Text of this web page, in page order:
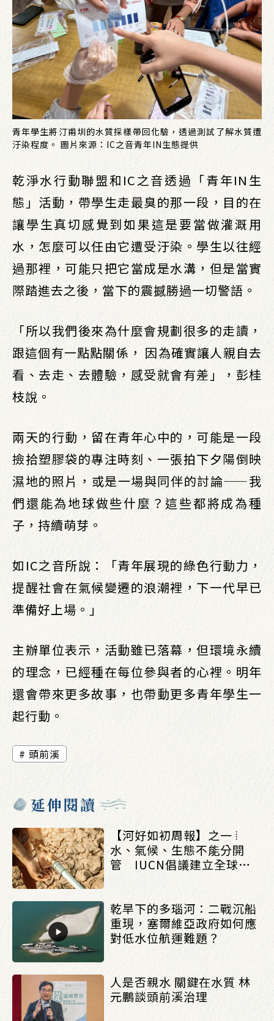
青年學生將汀甫圳的水質採樣帶回化驗，透過測試了解水質遭
汙染程度。 圖片來源：IC之音青年IN生態提供
乾淨水行動聯盟和IC之音透過「青年IN生
態」活動，帶學生走最臭的那一段，目的在
讓學生真切感覺到如果這是要當做灌溉用
水，怎麼可以任由它遭受汙染。學生以往經
過那裡，可能只把它當成是水溝，但是當實
際踏進去之後，當下的震撼勝過一切警語。
「所以我們後來為什麼會規劃很多的走讀，
跟這個有一點點關係， 因為確實讓人親自去
看、去走、去體驗，感受就會有差」，彭桂
枝說。
兩天的行動，留在青年心中的，可能是一段
撿拾塑膠袋的專注時刻、一張拍下夕陽倒映
濕地的照片，或是一場與同伴的討論——我
們還能為地球做些什麼？這些都將成為種
子，持續萌芽。
如IC之音所說：「青年展現的綠色行動力，
提醒社會在氣候變遷的浪潮裡，下一代早已
準備好上場。」
主辦單位表示，活動雖已落幕，但環境永續
的理念，已經種在每位參與者的心裡。明年
還會帶來更多故事，也帶動更多青年學生一
起行動。
頭前溪
延伸閱讀
【河好如初周報】之一 ⦙
水、氣候、生態不能分開
管 IUCN倡議建立全球水
乾旱下的多瑙河：二戰沉船
重現，塞爾維亞政府如何應
對低水位航運難題？
人是否親水 關鍵在水質 林
元鵬談頭前溪治理